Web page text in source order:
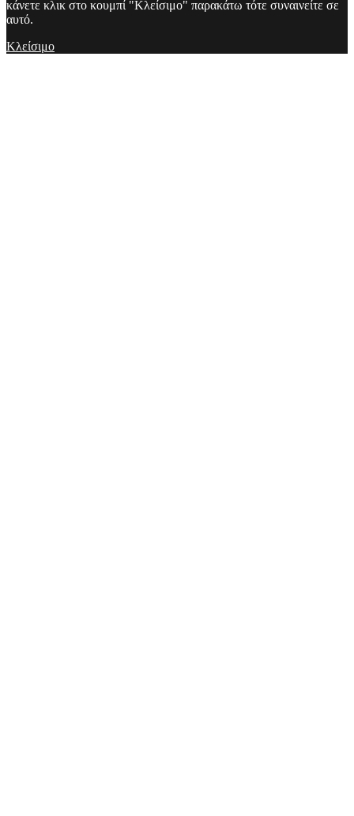
κάνετε κλικ στο κουμπί "Κλείσιμο" παρακάτω τότε συναινείτε σε
αυτό.
Κλείσιμο